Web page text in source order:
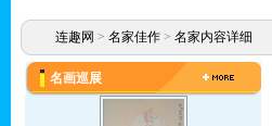
连趣网 > 名家佳作> 名家内容详细
名画巡展